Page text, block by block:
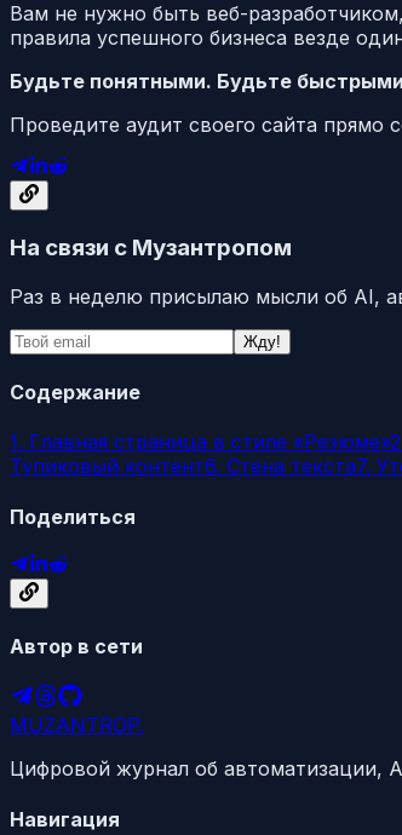
Вам не нужно быть веб-
правила успешного бизнеса везде
Будьте понятными. Будьте
Проведите аудит своего сайта прямо
На связи с Музантропом
Раз в неделю присылаю мысли об AI,
Жду!
Содержание
1. Главная страница в стиле «Резюме»
Тупиковый контент6. Стена текста7.
Поделиться
Автор в сети
MUZANTROP.
Цифровой журнал об автоматизации,
Навигация